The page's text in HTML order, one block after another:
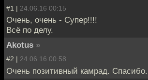
#1 | 24.06.16 00:15
Очень, очень - Супер!!!!
Всё по делу.
Akotus »
#2 | 24.06.16 00:58
Очень позитивный камрад. Спасибо.